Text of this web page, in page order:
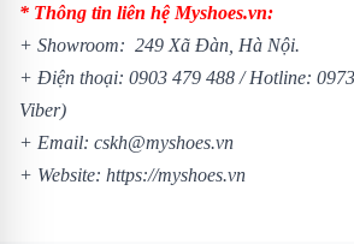
* Thông tin liên hệ Myshoes.vn:
+ Showroom: 249 Xã Đàn, Hà Nội.
+ Điện thoại: 0903 479 488 /Hotline:
Viber)
+ Email: cskh@myshoes.vn
+ Website: https://myshoes.vn